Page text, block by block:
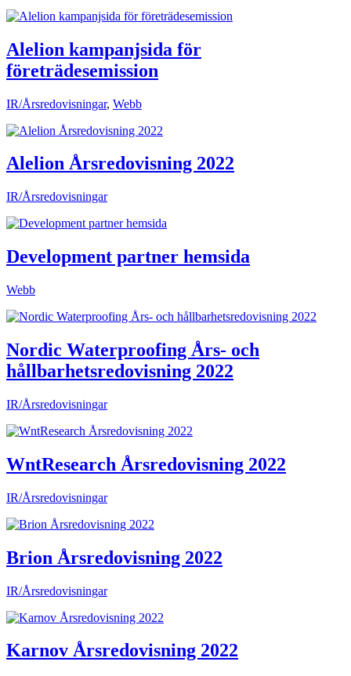
Alelion kampanjsida för
företrädesemission
IR/Årsredovisningar, Webb
Alelion Årsredovisning 2022
IR/Årsredovisningar
Development partner hemsida
Webb
Nordic Waterproofing Års- och
hållbarhetsredovisning 2022
IR/Årsredovisningar
WntResearch Årsredovisning 2022
IR/Årsredovisningar
Brion Årsredovisning 2022
IR/Årsredovisningar
Karnov Årsredovisning 2022